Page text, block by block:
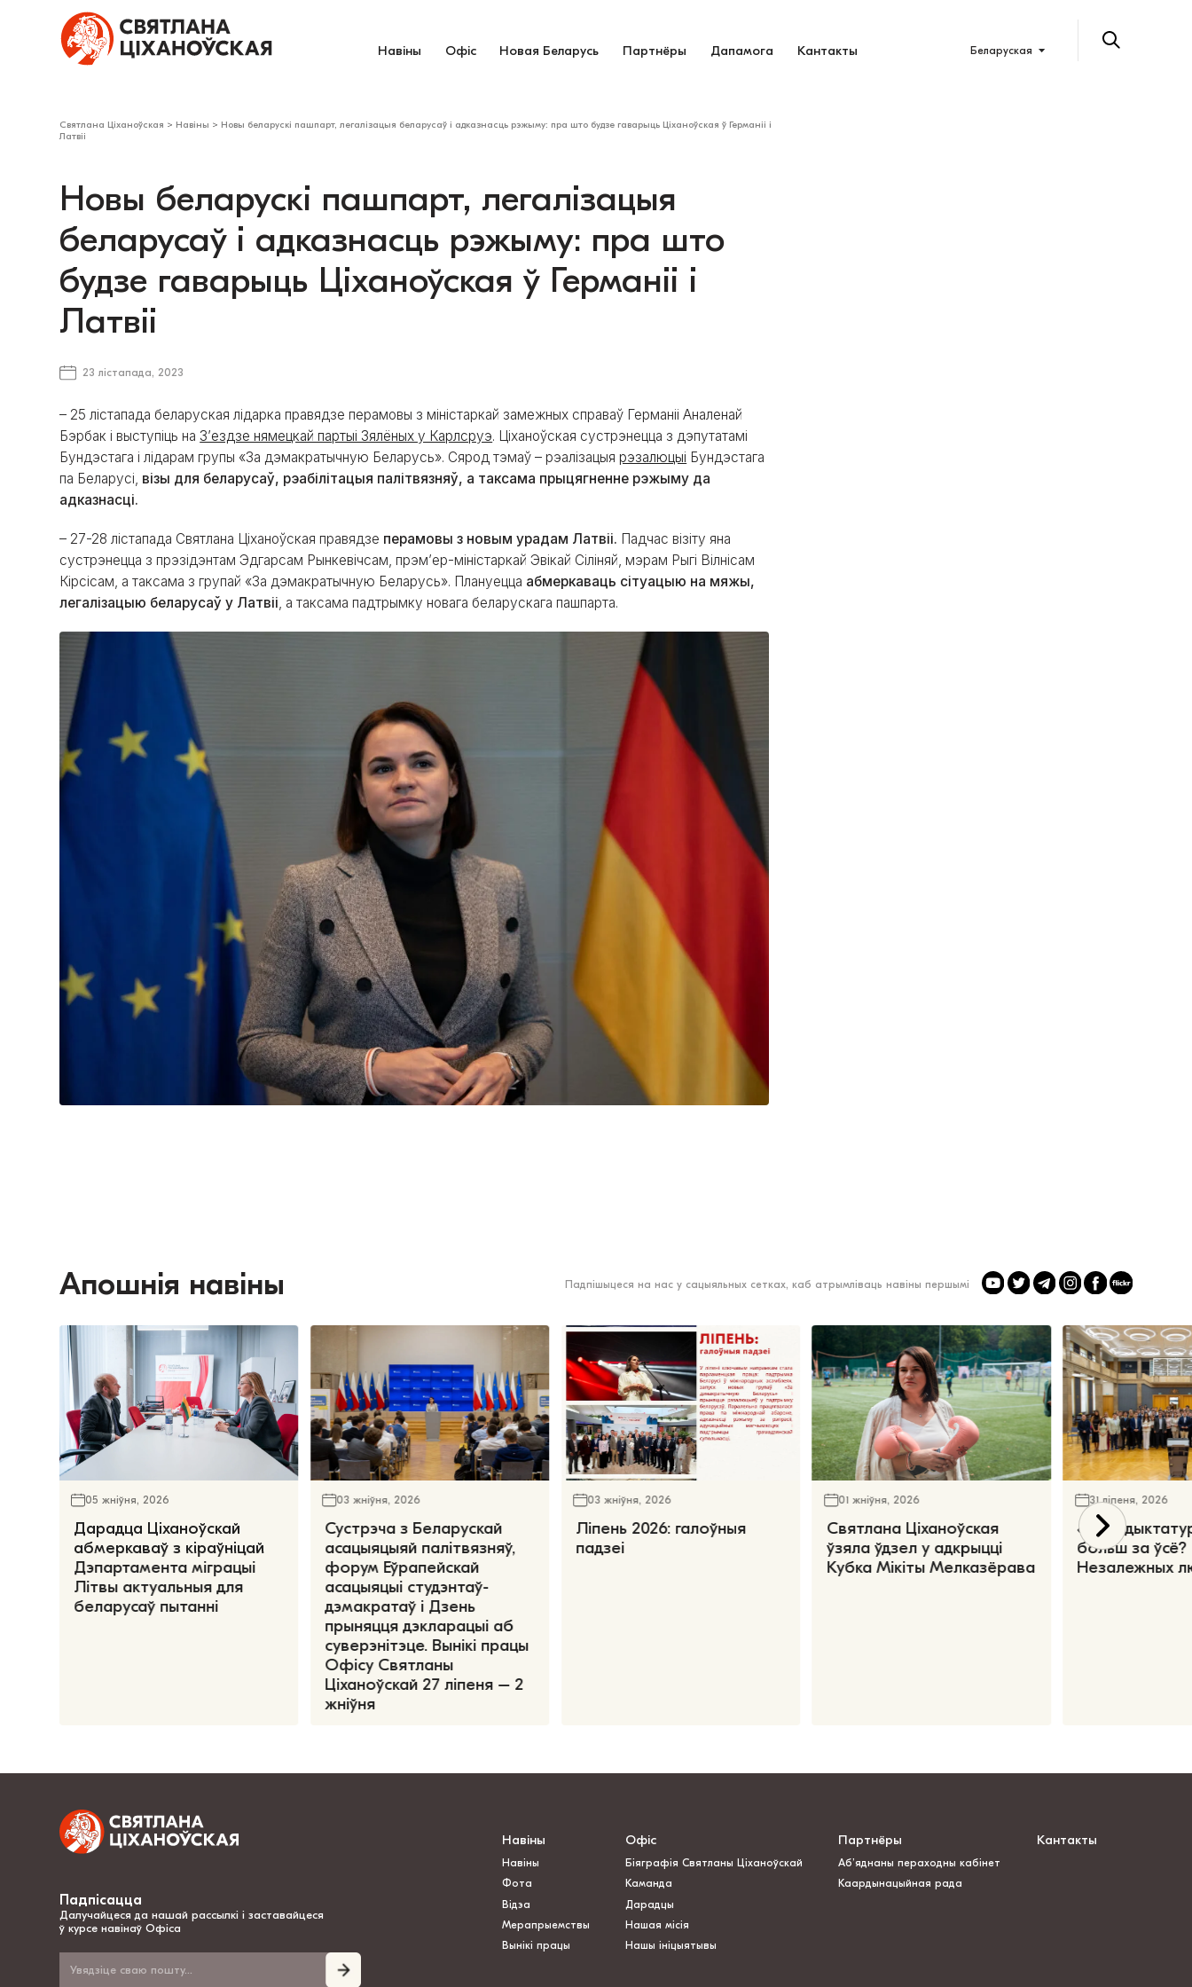
Навіны Офіс Новая Беларусь Партнёры Дапамога Кантакты Беларуская
Святлана Ціханоўская > Навіны > Новы беларускі пашпарт, легалізацыя беларусаў і адказнасць рэжыму: пра што будзе гаварыць Ціханоўская ў Германіі і
Латвіі
Новы беларускі пашпарт, легалізацыя
беларусаў і адказнасць рэжыму: пра што
будзе гаварыць Ціханоўская ў Германіі і
Латвіі
23 лістапада, 2023
– 25 лістапада беларуская лідарка правядзе перамовы з міністаркай замежных справаў Германіі Аналенай
Бэрбак і выступіць на З’ездзе нямецкай партыі Зялёных у Карлсруэ. Ціханоўская сустрэнецца з дэпутатамі
Бундэстага і лідарам групы «За дэмакратычную Беларусь». Сярод тэмаў – рэалізацыярэзалюцыі Бундэстага
па Беларусі, візы для беларусаў, рэабілітацыя палітвязняў, а таксама прыцягненне рэжыму да
адказнасці.
– 27-28 лістапада Святлана Ціханоўская правядзе перамовы з новым урадам Латвіі. Падчас візіту яна
сустрэнецца з прэзідэнтам Эдгарсам Рынкевічсам, прэм’ер-міністаркай Эвікай Сіліняй, мэрам Рыгі Вілнісам
Кірсісам, а таксама з групай «За дэмакратычную Беларусь». Плануецца абмеркаваць сітуацыю на мяжы,
легалізацыю беларусаў у Латвіі, а таксама падтрымку новага беларускага пашпарта.
Апошнія навіны Падпішыцеся на нас у сацыяльных сетках, каб атрымліваць навіны першымі
05 жніўня, 2026
Дарадца Ціханоўскай
абмеркаваў з кіраўніцай
Дэпартамента міграцыі
Літвы актуальныя для
беларусаў пытанні
03 жніўня, 2026
Сустрэча з Беларускай
асацыяцыяй палітвязняў,
форум Еўрапейскай
асацыяцыі студэнтаў-
дэмакратаў і Дзень
прыняцця дэкларацыі аб
суверэнітэце. Вынікі працы
Офісу Святланы
Ціханоўскай 27 ліпеня – 2
жніўня
03 жніўня, 2026
Ліпень 2026: галоўныя
падзеі
01 жніўня, 2026
Святлана Ціханоўская
ўзяла ўдзел у адкрыцці
Кубка Мікіты Мелказёрава
31 ліпеня, 2026
«Чаго
больш за ўсё?
Незалежных
Падпісацца
Далучайцеся да нашай рассылкі і заставайцеся
ў курсе навінаў Офіса
Навіны
Навіны
Фота
Відэа
Мерапрыемствы
Вынікі працы
Офіс
Біяграфія Святланы Ціханоўскай
Каманда
Дарадцы
Нашая місія
Нашы ініцыятывы
Партнёры
Аб’яднаны пераходны кабінет
Каардынацыйная рада
Кантакты